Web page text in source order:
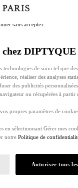
chez DIPTYQUE
de suivi tel que
réaliser des analyses
des publicités
ou récupérées à partir
propres paramètres de
sélectionnant Gérer mes
notre Politique de
Autoriser tous
sans accepter